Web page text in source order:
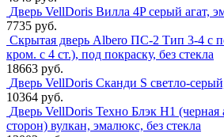
Дверь VellDoris Вилла 4P серый агат,
7735 руб.
Скрытая дверь Albero ПС-2 Тип 3-4 с
кром. с 4 ст.), под покраску, без стекла
18663 руб.
Дверь VellDoris Сканди S светло-
10364 руб.
Дверь VellDoris Техно Блэк H1
сторон) вулкан, эмалюкс, без стекла